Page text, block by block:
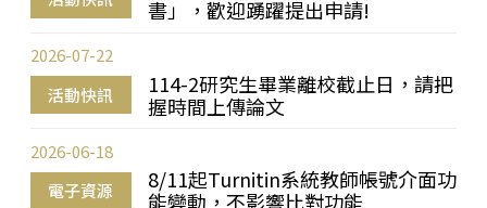
書」，歡迎踴躍提出申請!
活動快訊
114-2研究生畢業離校截止日，請把
握時間上傳論文
2026-07-22
電子資源
8/11起Turnitin系統教師帳號介面功
能變動，不影響比對功能
2026-06-18